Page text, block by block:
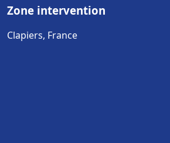
Zone intervention
Clapiers, France